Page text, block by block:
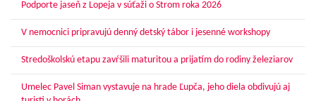
Podporte jaseň z Lopeja v súťaži o Strom roka 2026
V nemocnici pripravujú denný detský tábor i jesenné workshopy
Stredoškolskú etapu zavŕšili maturitou a prijatím do rodiny železiarov
Umelec Pavel Siman vystavuje na hrade Ľupča, jeho diela obdivujú aj